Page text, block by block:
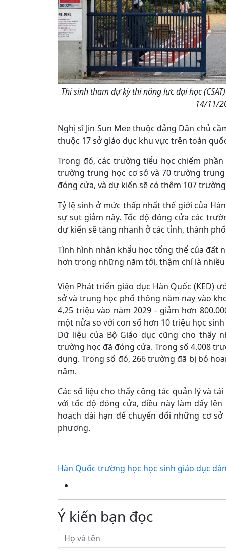
Thí sinh tham dự kỳ thi năng lực đại học
14/11/
Nghị sĩ Jin Sun Mee thuộc đảng Dân chủ
thuộc 17 sở giáo dục khu vực trên toàn
Trong đó, các trường tiểu học chiếm
trường trung học cơ sở và 70 trường
đóng cửa, và dự kiến sẽ có thêm 107
Tỷ lệ sinh ở mức thấp nhất thế giới của
sự sụt giảm này. Tốc độ đóng cửa các
dự kiến sẽ tăng nhanh ở các tỉnh, thành
Tình hình nhân khẩu học tổng thể của đất
hơn trong những năm tới, thậm chí là
Viện Phát triển giáo dục Hàn Quốc (KED)
sở và trung học phổ thông năm nay vào
4,25 triệu vào năm 2029 - giảm hơn
một nửa so với con số hơn 10 triệu học
Dữ liệu của Bộ Giáo dục cũng cho thấy
trường học đã đóng cửa. Trong số 4.008
dụng. Trong số đó, 266 trường đã bị bỏ
năm.
Các số liệu cho thấy công tác quản lý và
với tốc độ đóng cửa, điều này làm dấy
hoạch dài hạn để chuyển đổi những cơ
phương.
Hàn Quốc trường học học sinh giáo dục
Ý kiến bạn đọc